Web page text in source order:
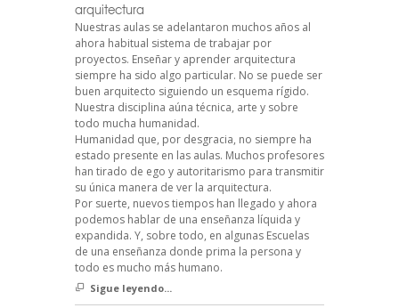
arquitectura
Nuestras aulas se adelantaron muchos años al
ahora habitual sistema de trabajar por
proyectos. Enseñar y aprender arquitectura
siempre ha sido algo particular. No se puede ser
buen arquitecto siguiendo un esquema rígido.
Nuestra disciplina aúna técnica, arte y sobre
todo mucha humanidad.
Humanidad que, por desgracia, no siempre ha
estado presente en las aulas. Muchos profesores
han tirado de ego y autoritarismo para transmitir
su única manera de ver la arquitectura.
Por suerte, nuevos tiempos han llegado y ahora
podemos hablar de una enseñanza líquida y
expandida. Y, sobre todo, en algunas Escuelas
de una enseñanza donde prima la persona y
todo es mucho más humano.
Sigue leyendo...